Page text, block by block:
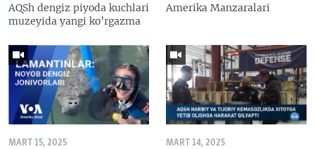
AQSh dengiz piyoda kuchlari
muzeyida yangi ko’rgazma
Amerika Manzaralari
MART 15, 2025 MART 14, 2025